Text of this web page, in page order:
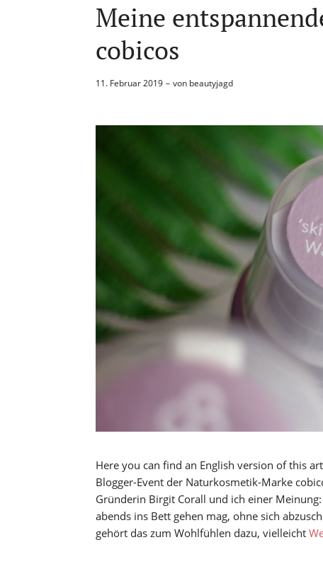
Meine
cobicos
11. Februar 2019 von beautyjagd
Here you can find an English version of this
Blogger-Event der Naturkosmetik-Marke
Gründerin Birgit Corall und ich einer
abends ins Bett gehen mag, ohne sich
gehört das zum Wohlfühlen dazu, vielleicht